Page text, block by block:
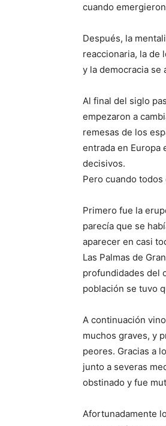
cuando
Después, la
reaccionaria, la de
y la democracia se
Al final del siglo
empezaron a
remesas de los
entrada en Europa
decisivos.
Pero cuando
Primero fue la
parecía que se
aparecer en casi
Las Palmas de
profundidades del
población se tuvo
A continuación
muchos graves, y
peores. Gracias a
junto a severas
obstinado y fue
Afortunadamente